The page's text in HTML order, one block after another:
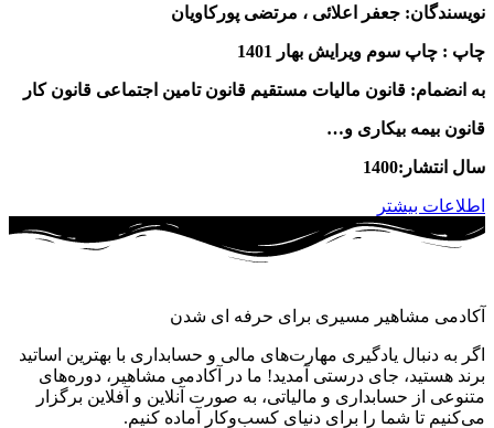
نویسندگان: جعفر اعلائی ، مرتضی پورکاویان
چاپ : چاپ سوم ویرایش بهار 1401
به انضمام: قانون مالیات مستقیم قانون تامین اجتماعی قانون کار
قانون بیمه بیکاری و…
سال انتشار:1400
اطلاعات بیشتر
آکادمی مشاهیر مسیری برای حرفه ای شدن
اگر به دنبال یادگیری مهارت‌های مالی و حسابداری با بهترین اساتید
برند هستید، جای درستی آمدید! ما در آکادمی مشاهیر، دوره‌های
متنوعی از حسابداری و مالیاتی، به صورت آنلاین و آفلاین برگزار
می‌کنیم تا شما را برای دنیای کسب‌وکار آماده کنیم.